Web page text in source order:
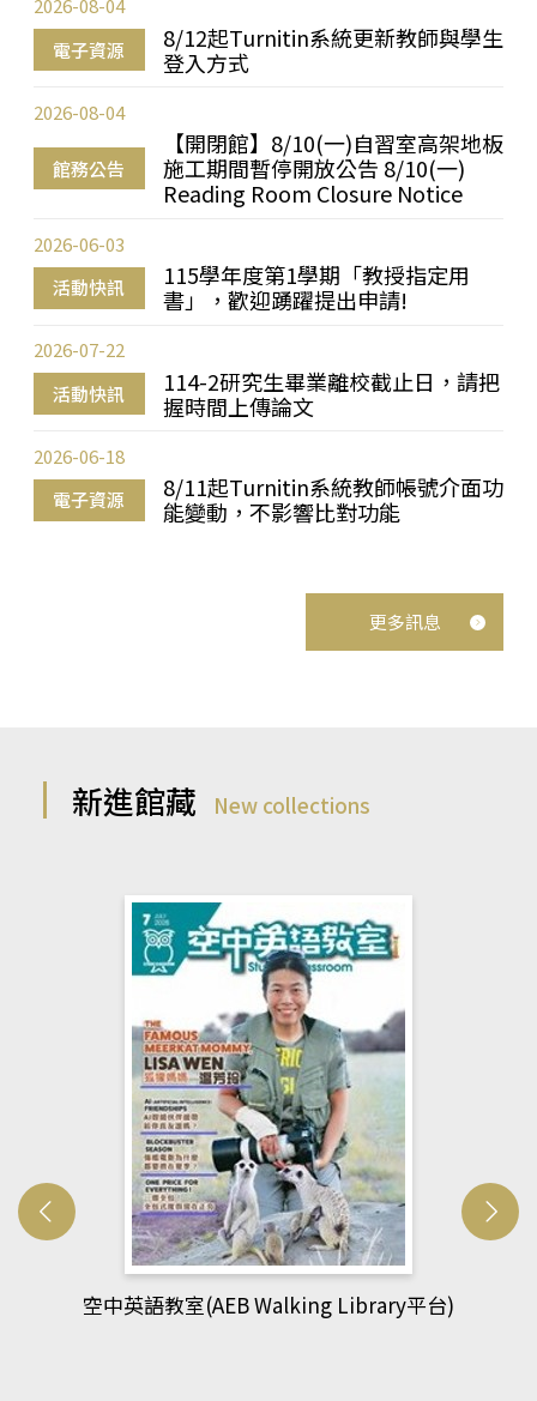
電子資源
8/12起Turnitin系統更新教師與學生
登入方式
2026-08-04
館務公告
【開閉館】8/10(一)自習室高架地板
施工期間暫停開放公告 8/10(一)
Reading Room Closure Notice
2026-08-04
活動快訊
115學年度第1學期「教授指定用
書」，歡迎踴躍提出申請!
2026-06-03
活動快訊
114-2研究生畢業離校截止日，請把
握時間上傳論文
2026-07-22
電子資源
8/11起Turnitin系統教師帳號介面功
能變動，不影響比對功能
2026-06-18
更多訊息
新進館藏 New collections
網管人(kono平台)